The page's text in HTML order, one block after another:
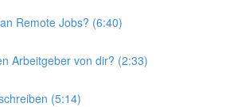
Remote Jobs? (6:40)
Arbeitgeber von dir? (2:33)
(5:14)